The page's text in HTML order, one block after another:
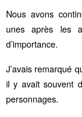
Nous avons
unes après les
d’importance.
J’avais remarqué
il y avait souvent
personnages.